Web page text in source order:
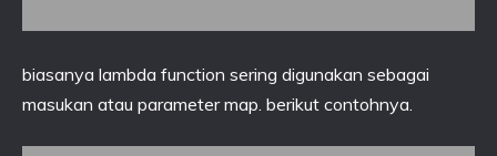
biasanya lambda function sering digunakan sebagai
masukan atau parameter map. berikut contohnya.